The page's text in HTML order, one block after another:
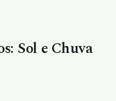
Sol e Chuva